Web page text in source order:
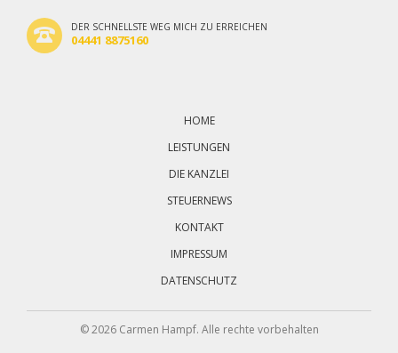
DER SCHNELLSTE WEG MICH ZU ERREICHEN
04441 8875160
HOME
LEISTUNGEN
DIE KANZLEI
STEUERNEWS
KONTAKT
IMPRESSUM
DATENSCHUTZ
© 2026 Carmen Hampf. Alle rechte vorbehalten